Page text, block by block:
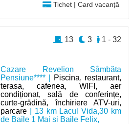
Tichet | Card vacanță
Cazare Revelion Sâmbăta
Pensiune**** |
Piscina, restaurant,
terasa, cafenea, WIFI, aer
condiționat, sală de conferințe,
curte-grădină, închiriere ATV-uri,
parcare | 13 km Lacul Vida,30 km
de Baile 1 Mai si Baile Felix,
1 - 32
3
13